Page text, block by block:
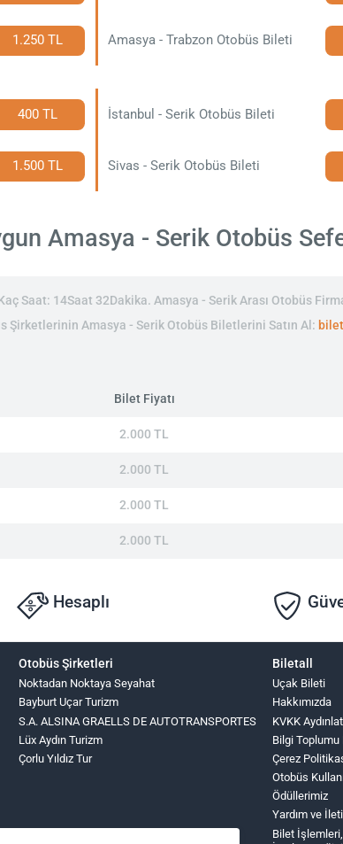
1.250 TL Amasya - Trabzon Otobüs Bileti
400 TL İstanbul - Serik Otobüs Bileti
1.500 TL Sivas - Serik Otobüs Bileti
Amasya - Serik Otobüs
Saat: 14Saat 32Dakika. Amasya - Serik Arası Otobüs
Şirketlerinin Amasya - Serik Otobüs Biletlerini Satın Al:
Bilet Fiyatı
2.000 TL
2.000 TL
2.000 TL
2.000 TL
Hesaplı
Otobüs Şirketleri
Noktadan Noktaya Seyahat
Bayburt Uçar Turizm
S.A. ALSINA GRAELLS DE AUTOTRANSPORTES
Lüx Aydın Turizm
Çorlu Yıldız Tur
Biletall
Uçak Bileti
Hakkımızda
KVKK
Bilgi
Çerez
Otobüs
Ödüllerimiz
Yardım ve
Bilet İşlemleri,